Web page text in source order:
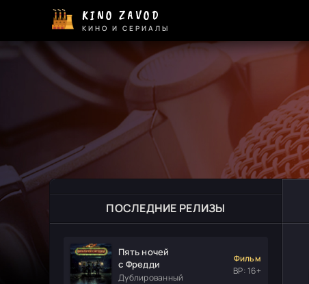
KINO ZAVOD
КИНО И СЕРИАЛЫ
ПОСЛЕДНИЕ РЕЛИЗЫ
Пять ночей
с Фредди
Дублированный
Фильм
ВР: 16+